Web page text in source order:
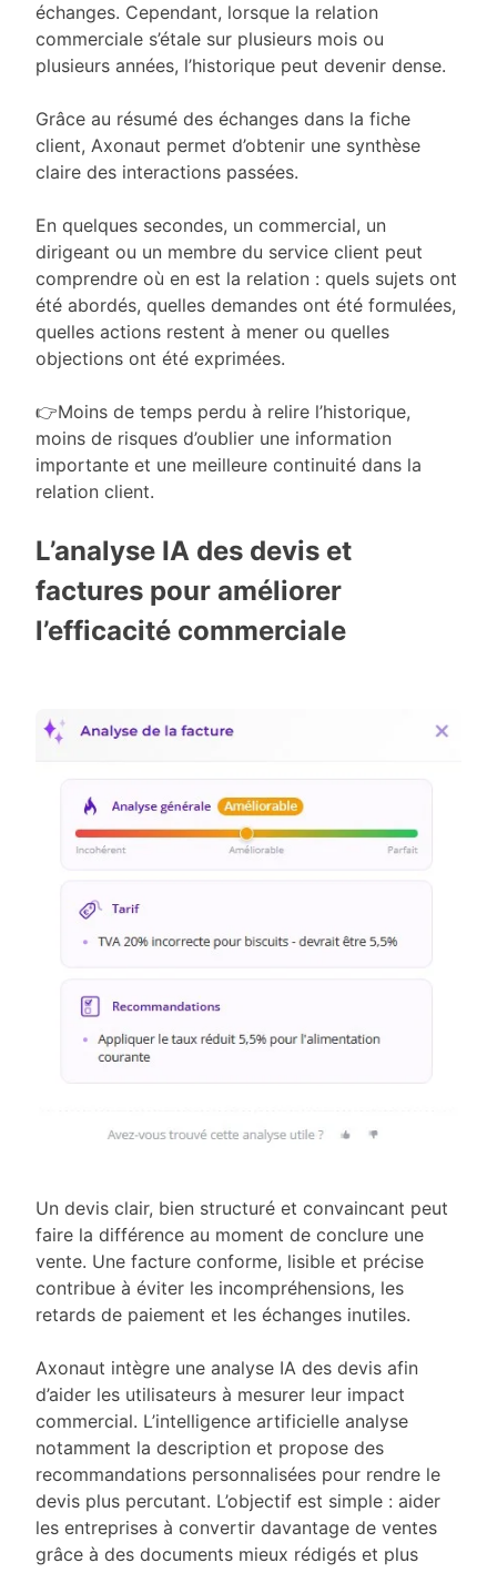
échanges. Cependant, lorsque la relation
commerciale s’étale sur plusieurs mois ou
plusieurs années, l’historique peut devenir dense.
Grâce au résumé des échanges dans la fiche
client, Axonaut permet d’obtenir une synthèse
claire des interactions passées.
En quelques secondes, un commercial, un
dirigeant ou un membre du service client peut
comprendre où en est la relation : quels sujets ont
été abordés, quelles demandes ont été formulées,
quelles actions restent à mener ou quelles
objections ont été exprimées.
👉Moins de temps perdu à relire l’historique,
moins de risques d’oublier une information
importante et une meilleure continuité dans la
relation client.
L’analyse IA des devis et
factures pour améliorer
l’efficacité commerciale
Un devis clair, bien structuré et convaincant peut
faire la différence au moment de conclure une
vente. Une facture conforme, lisible et précise
contribue à éviter les incompréhensions, les
retards de paiement et les échanges inutiles.
Axonaut intègre une analyse IA des devis afin
d’aider les utilisateurs à mesurer leur impact
commercial. L’intelligence artificielle analyse
notamment la description et propose des
recommandations personnalisées pour rendre le
devis plus percutant. L’objectif est simple : aider
les entreprises à convertir davantage de ventes
grâce à des documents mieux rédigés et plus